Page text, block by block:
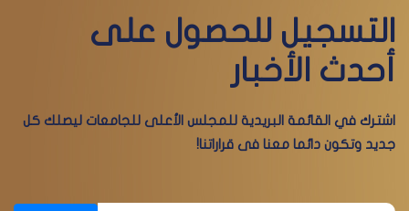
التسجيل للحصول على
أحدث الأخبار
اشترك في القائمة البريدية للمجلس الأعلى للجامعات ليصلك كل
جديد وتكون دائما معنا فى قراراتنا!